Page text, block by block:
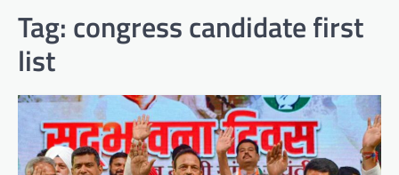
Tag: congress candidate first
list